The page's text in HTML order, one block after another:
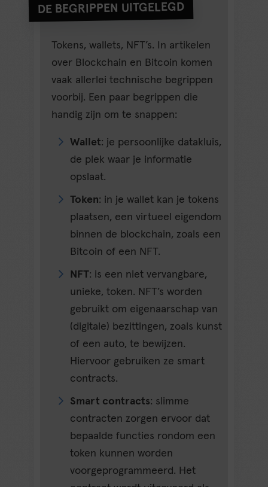
DE BEGRIPPEN UITGELEGD
Tokens, wallets, NFT’s. In artikelen
over Blockchain en Bitcoin komen
vaak allerlei technische begrippen
voorbij. Een paar begrippen die
handig zijn om te snappen:
Wallet: je persoonlijke datakluis,
de plek waar je informatie
opslaat.
Token: in je wallet kan je tokens
plaatsen, een virtueel eigendom
binnen de blockchain, zoals een
Bitcoin of een NFT.
NFT: is een niet vervangbare,
unieke, token. NFT’s worden
gebruikt om eigenaarschap van
(digitale) bezittingen, zoals kunst
of een auto, te bewijzen.
Hiervoor gebruiken ze smart
contracts.
Smart contracts: slimme
contracten zorgen ervoor dat
bepaalde functies rondom een
token kunnen worden
voorgeprogrammeerd. Het